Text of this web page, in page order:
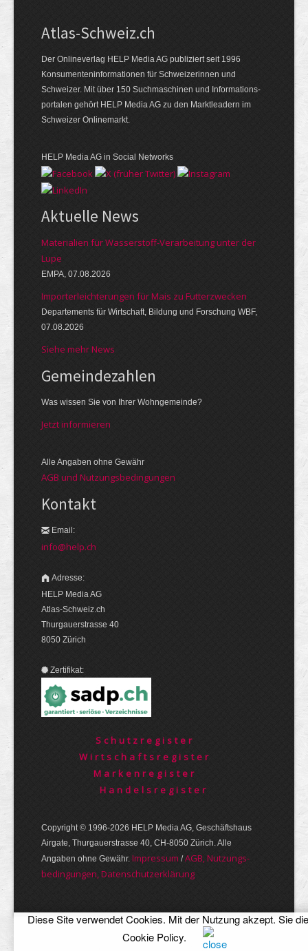
Atlas-Schweiz.ch
Der Onlineverlag HELP Media AG publiziert seit 1996
Konsumenten­infor­mationen für Schwei­zerinnen und
Schweizer. Mit über 150 Such­ma­schinen und Infor­mations­
portalen gehört HELP Media AG zu den Markt­leadern im
Schweizer Onlinemarkt.
HELP Media AG in Social Networks
Aktuelle News
Materialien für Wasserstoff-Verarbeitung unter der
Lupe
EMPA, 07.08.2026
Importerleichterungen für Mais zu Futterzwecken
Departements für Wirtschaft, Bildung und Forschung WBF,
07.08.2026
Siehe mehr News
Gemeinde­zahlen
Was wissen Sie von Ihrer Wohngemeinde?
Jetzt informieren
Alle Angaben ohne Gewähr
AGB und Nutzungsbedingungen
Kontakt
Email:
info@help.ch
Adresse:
HELP Media AG
Atlas-Schweiz.ch
Thurgauerstrasse 40
8050 Zürich
Zertifikat:
Schutzregister
Wirtschaftsregister
Markenregister
Handelsregister
Copyright © 1996-2026 HELP Media AG, Geschäftshaus
Airgate, Thurgauer­strasse 40, CH-8050 Zürich. Alle
Angaben ohne Gewähr. Im­pres­sum /AGB, Nut­zungs­
bedin­gungen, Daten­schutz­er­klärung
Diese Site verwendet Cookies. Mit der Nutzung akzept. Sie die
Cookie Policy.